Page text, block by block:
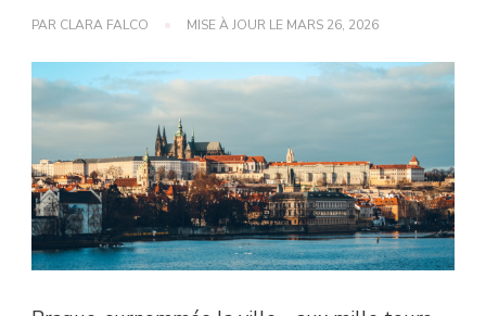
PAR CLARA FALCO MISE À JOUR LE MARS 26, 2026